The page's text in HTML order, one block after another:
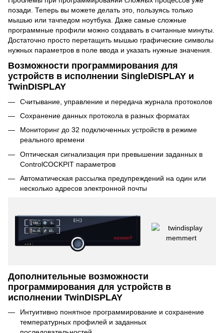
позади. Теперь вы можете делать это, пользуясь только
мышью или тачпедом ноутбука. Даже самые сложные
программные профили можно создавать в считанные минуты.
Достаточно просто перетащить мышью графические символы
нужных параметров в поле ввода и указать нужные значения.
Возможности программирования для
устройств в исполнении SingleDISPLAY и
TwinDISPLAY
Считывание, управление и передача журнала протоколов
Сохранение данных протокола в разных форматах
Мониторинг до 32 подключенных устройств в режиме
реального времени
Оптическая сигнализация при превышении заданных в
ControlCOCKPIT параметров
Автоматическая рассылка предупреждений на один или
несколько адресов электронной почты
Дополнительные возможности
программирования для устройств в
исполнении TwinDISPLAY
Интуитивно понятное программирование и сохранение
температурных профилей и заданных